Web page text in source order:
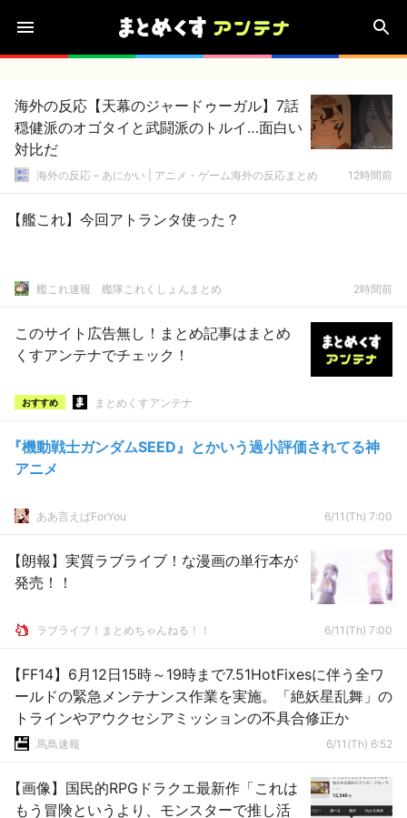
海外の反応【天幕のジャードゥーガル】7話
穏健派のオゴタイと武闘派のトルイ…面白い
対比だ
海外の反応 – あにかい | アニメ・ゲーム海外の反応まとめ 12時間前
【艦これ】今回アトランタ使った？
艦これ速報 艦隊これくしょんまとめ 2時間前
このサイト広告無し！まとめ記事はまとめ
くすアンテナでチェック！
おすすめ まとめくすアンテナ
『機動戦士ガンダムSEED』とかいう過小評価されてる神
アニメ
ああ言えばForYou 6/11(Th) 7:00
【朗報】実質ラブライブ！な漫画の単行本が
発売！！
ラブライブ！まとめちゃんねる！！ 6/11(Th) 7:00
【FF14】6月12日15時～19時まで7.51HotFixesに伴う全ワ
ールドの緊急メンテナンス作業を実施。「絶妖星乱舞」の
トラインやアウクセシアミッションの不具合修正か
馬鳥速報 6/11(Th) 6:52
【画像】国民的RPGドラクエ最新作「これは
もう冒険というより、モンスターで推し活